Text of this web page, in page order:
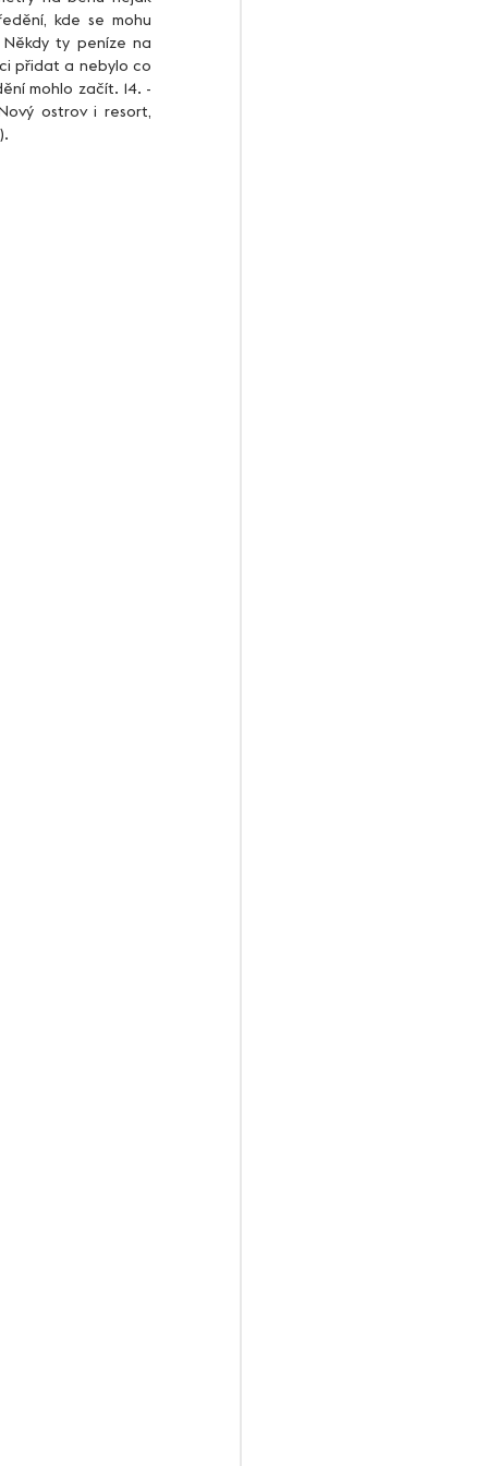
kde se mohu
ty peníze na
přidat a nebylo co
mohlo začít. 14. -
ostrov i resort,